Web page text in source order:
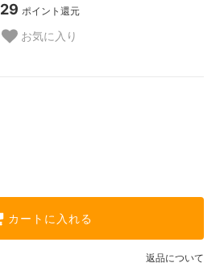
29 ポイント還元
お気に入り
カートに入れる
返品について